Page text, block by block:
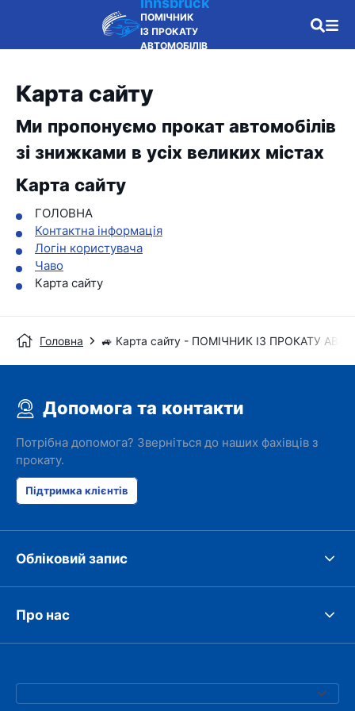
ПОМІЧНИК
ІЗ ПРОКАТУ
АВТОМОБІЛІВ
Карта сайту
Ми пропонуємо прокат автомобілів
зі знижками в усіх великих містах
Карта сайту
ГОЛОВНА
Контактна інформація
Логін користувача
Чаво
Карта сайту
Головна 🚙 Карта сайту - ПОМІЧНИК ІЗ ПРОКАТУ
Допомога та контакти
Потрібна допомога? Зверніться до наших фахівців з
прокату.
Підтримка клієнтів
Обліковий запис
Про нас